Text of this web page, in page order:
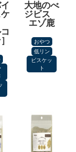
大地のべ
ジビス
エゾ鹿
おやつ
低リン
ビスケッ
ト